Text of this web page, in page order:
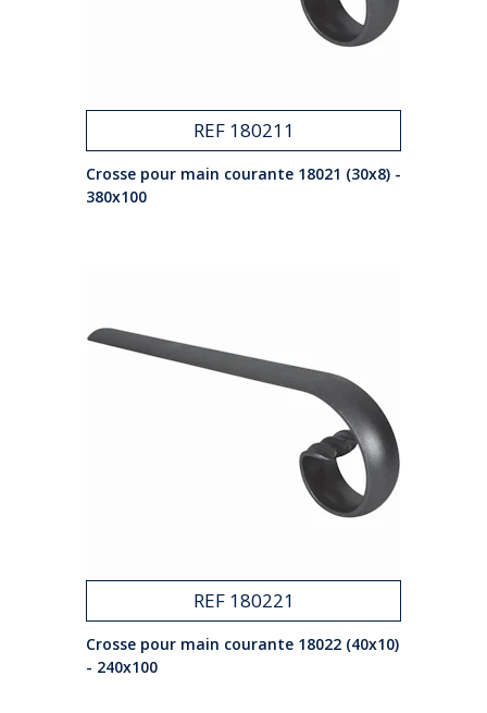
REF 180211
Crosse pour main courante 18021 (30x8) -
380x100
REF 180221
Crosse pour main courante 18022 (40x10)
- 240x100